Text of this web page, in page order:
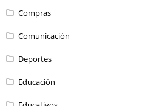
Compras
Comunicación
Deportes
Educación